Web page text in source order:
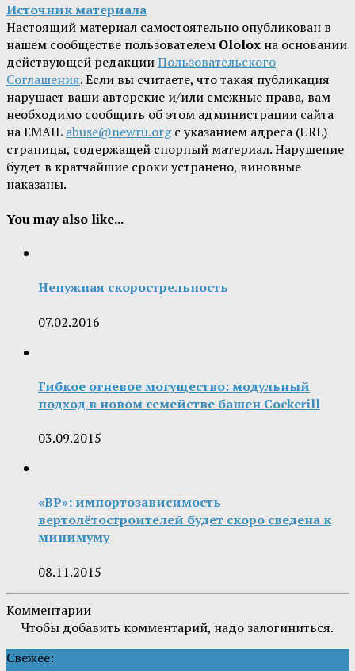
Источник материала
Настоящий материал самостоятельно опубликован в
нашем сообществе пользователем Ololox на основании
действующей редакцииПользовательского
Соглашения. Если вы считаете, что такая публикация
нарушает ваши авторские и/или смежные права, вам
необходимо сообщить об этом администрации сайта
на EMAIL abuse@newru.orgс указанием адреса (URL)
страницы, содержащей спорный материал. Нарушение
будет в кратчайшие сроки устранено, виновные
наказаны.
You may also like...
Ненужная скорострельность
07.02.2016
Гибкое огневое могущество: модульный
подход в новом семействе башен Cockerill
03.09.2015
«ВР»: импортозависимость
вертолётостроителей будет скоро сведена к
минимуму
08.11.2015
Комментарии
Чтобы добавить комментарий, надо залогиниться.
Свежее: